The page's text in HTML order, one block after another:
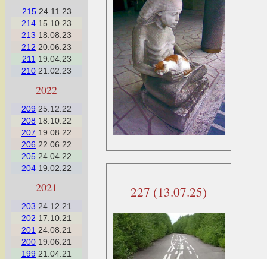
21524.11.23
214 15.10.23
213 18.08.23
212 20.06.23
211 19.04.23
210 21.02.23
2022
209 25.12.22
208 18.10.22
207 19.08.22
206 22.06.22
205 24.04.22
204 19.02.22
2021
203 24.12.21
202 17.10.21
201 24.08.21
200 19.06.21
199 21.04.21
227 (13.07.25)